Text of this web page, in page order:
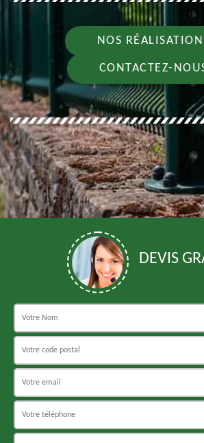
NOS
CONTACTEZ-
DEVIS